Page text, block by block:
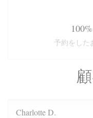
CharlotteD
予約をした